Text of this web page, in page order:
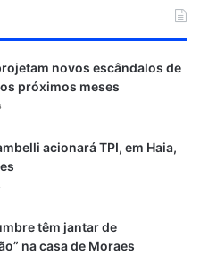
novos escândalos de
próximos meses
acionará TPI, em Haia,
têm jantar de
na casa de Moraes